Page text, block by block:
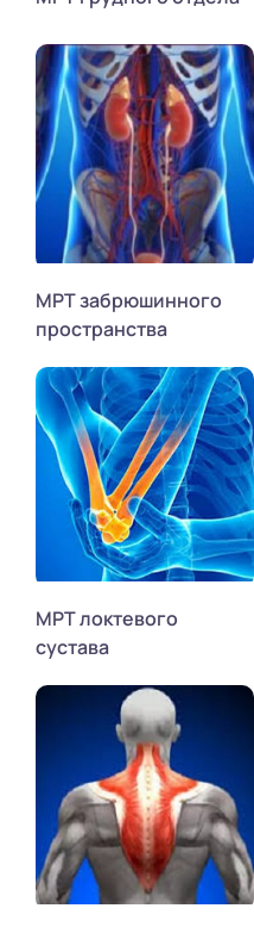
МРТ забрюшинного
пространства
МРТ локтевого
сустава